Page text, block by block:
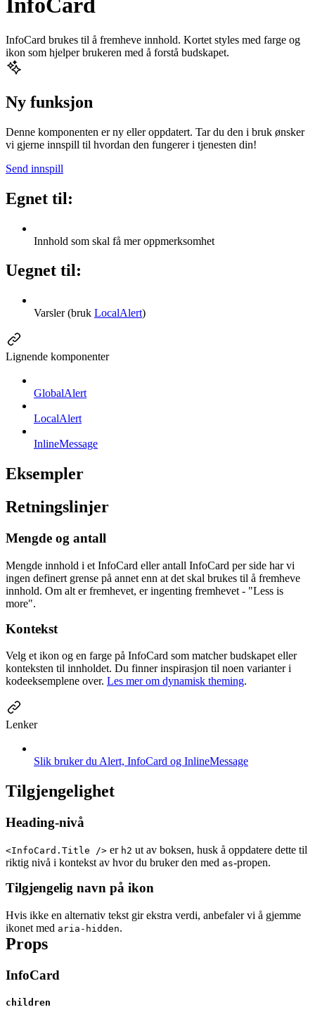
InfoCard
InfoCard brukes til å fremheve innhold. Kortet styles med farge og
ikon som hjelper brukeren med å forstå budskapet.
Ny funksjon
Denne komponenten er ny eller oppdatert. Tar du den i bruk ønsker
vi gjerne innspill til hvordan den fungerer i tjenesten din!
Send innspill
Egnet til:
Innhold som skal få mer oppmerksomhet
Uegnet til:
Varsler (bruk LocalAlert)
Lignende komponenter
GlobalAlert
LocalAlert
InlineMessage
Eksempler
Retningslinjer
Mengde og antall
Mengde innhold i et InfoCard eller antall InfoCard per side har vi
ingen definert grense på annet enn at det skal brukes til å fremheve
innhold. Om alt er fremhevet, er ingenting fremhevet - "Less is
more".
Kontekst
Velg et ikon og en farge på InfoCard som matcher budskapet eller
konteksten til innholdet. Du finner inspirasjon til noen varianter i
kodeeksemplene over. Les mer om dynamisk theming.
Lenker
Slik bruker du Alert, InfoCard og InlineMessage
Tilgjengelighet
Heading-nivå
<InfoCard.Title /> er h2 ut av boksen, husk å oppdatere dette til
riktig nivå i kontekst av hvor du bruker den med as-propen.
Tilgjengelig navn på ikon
Hvis ikke en alternativ tekst gir ekstra verdi, anbefaler vi å gjemme
ikonet med aria-hidden.
Props
InfoCard
children